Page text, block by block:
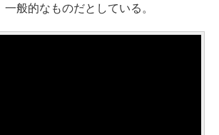
般的なものだとしている。